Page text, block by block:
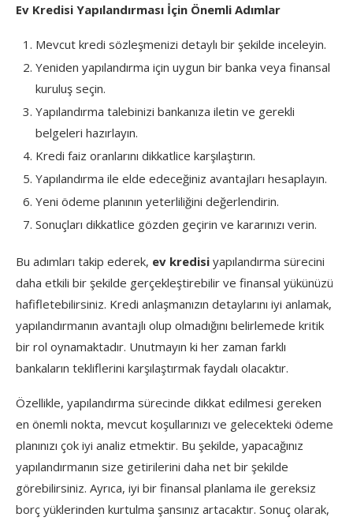
Ev Kredisi Yapılandırması İçin Önemli Adımlar
Mevcut kredi sözleşmenizi detaylı bir şekilde inceleyin.
Yeniden yapılandırma için uygun bir banka veya finansal
kuruluş seçin.
Yapılandırma talebinizi bankanıza iletin ve gerekli
belgeleri hazırlayın.
Kredi faiz oranlarını dikkatlice karşılaştırın.
Yapılandırma ile elde edeceğiniz avantajları hesaplayın.
Yeni ödeme planının yeterliliğini değerlendirin.
Sonuçları dikkatlice gözden geçirin ve kararınızı verin.
Bu adımları takip ederek, ev kredisi yapılandırma sürecini
daha etkili bir şekilde gerçekleştirebilir ve finansal yükünüzü
hafifletebilirsiniz. Kredi anlaşmanızın detaylarını iyi anlamak,
yapılandırmanın avantajlı olup olmadığını belirlemede kritik
bir rol oynamaktadır. Unutmayın ki her zaman farklı
bankaların tekliflerini karşılaştırmak faydalı olacaktır.
Özellikle, yapılandırma sürecinde dikkat edilmesi gereken
en önemli nokta, mevcut koşullarınızı ve gelecekteki ödeme
planınızı çok iyi analiz etmektir. Bu şekilde, yapacağınız
yapılandırmanın size getirilerini daha net bir şekilde
görebilirsiniz. Ayrıca, iyi bir finansal planlama ile gereksiz
borç yüklerinden kurtulma şansınız artacaktır. Sonuç olarak,